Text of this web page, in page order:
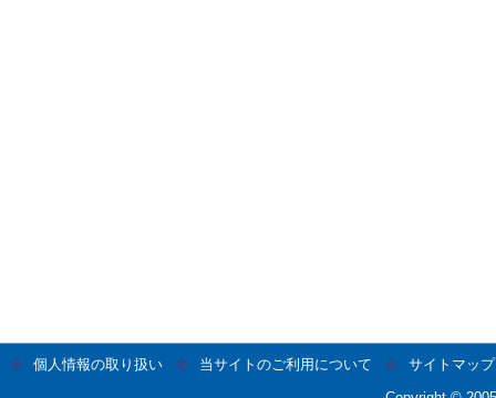
個人情報の取り扱い 当サイトのご利用について
サイトマップ